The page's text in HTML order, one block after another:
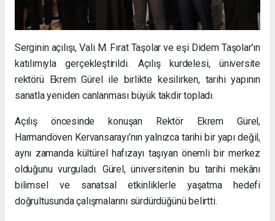
Serginin açılışı, Vali M. Fırat Taşolar ve eşi Didem Taşolar’ın
katılımıyla gerçekleştirildi. Açılış kurdelesi, üniversite
rektörü Ekrem Gürel ile birlikte kesilirken, tarihi yapının
sanatla yeniden canlanması büyük takdir topladı.
Açılış öncesinde konuşan Rektör Ekrem Gürel,
Harmandöven Kervansarayı’nın yalnızca tarihi bir yapı değil,
aynı zamanda kültürel hafızayı taşıyan önemli bir merkez
olduğunu vurguladı. Gürel, üniversitenin bu tarihi mekânı
bilimsel ve sanatsal etkinliklerle yaşatma hedefi
doğrultusunda çalışmalarını sürdürdüğünü belirtti.